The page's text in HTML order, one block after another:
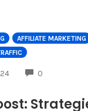
AFFILIATE MARKETING
0